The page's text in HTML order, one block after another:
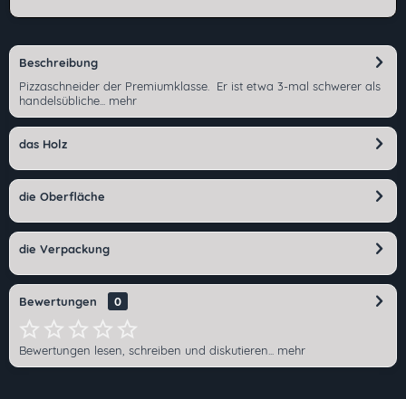
Beschreibung
Pizzaschneider der Premiumklasse. Er ist etwa 3-mal schwerer als
handelsübliche...
mehr
das Holz
die Oberfläche
die Verpackung
Bewertungen 0
Bewertungen lesen, schreiben und diskutieren... mehr